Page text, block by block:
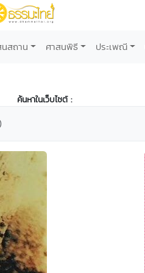
สถาน ศาสนพิธี ประเพณี
ค้นหาในเว็บไซต์ :